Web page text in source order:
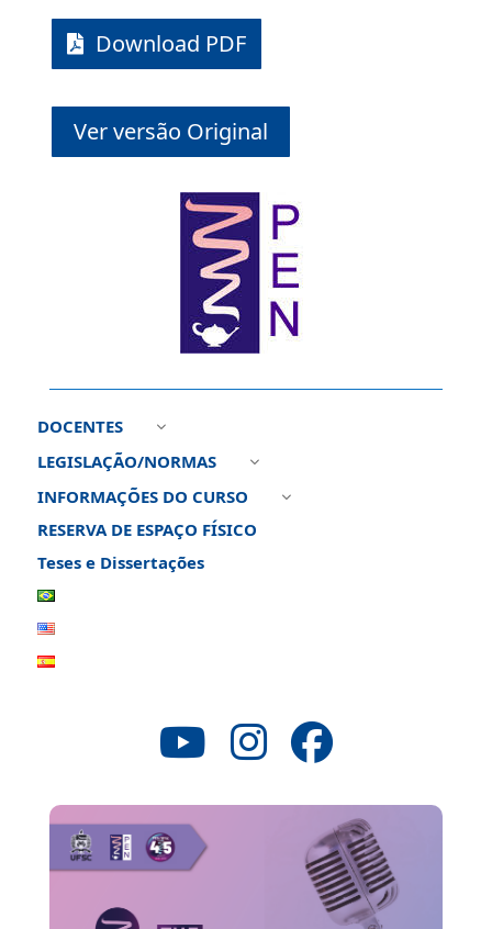
Download PDF
Ver versão Original
DOCENTES 3
LEGISLAÇÃO/NORMAS 3
INFORMAÇÕES DO CURSO 3
RESERVA DE ESPAÇO FÍSICO
Teses e Dissertações